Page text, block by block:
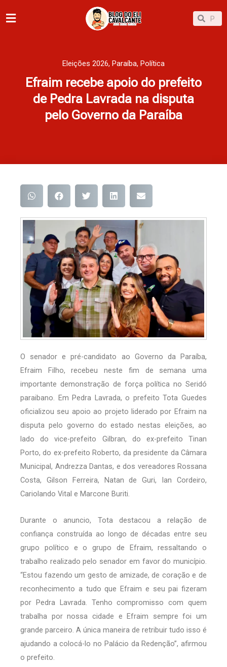
para
Pesquisar
Eleições 2026, Paraíba, Política
Efraim recebe apoio do prefeito
de Pedra Lavrada na disputa
pelo Governo da Paraíba
O senador e pré-candidato ao Governo da Paraíba,
Efraim Filho, recebeu neste fim de semana uma
importante demonstração de força política no Seridó
paraibano. Em Pedra Lavrada, o prefeito Tota Guedes
oficializou seu apoio ao projeto liderado por Efraim na
disputa pelo governo do estado nestas eleições, ao
lado do vice-prefeito Gilbran, do ex-prefeito Tinan
Porto, do ex-prefeito Roberto, da presidente da Câmara
Municipal, Andrezza Dantas, e dos vereadores Rossana
Costa, Gilson Ferreira, Natan de Guri, Ian Cordeiro,
Cariolando Vital e Marcone Buriti.
Durante o anuncio, Tota destacou a relação de
confiança construída ao longo de décadas entre seu
grupo político e o grupo de Efraim, ressaltando o
trabalho realizado pelo senador em favor do município.
“Estou fazendo um gesto de amizade, de coração e de
reconhecimento a tudo que Efraim e seu pai fizeram
por Pedra Lavrada. Tenho compromisso com quem
trabalha por nossa cidade e Efraim sempre foi um
grande parceiro. A única maneira de retribuir tudo isso é
ajudando a colocá-lo no Palácio da Redenção”, afirmou
o prefeito.